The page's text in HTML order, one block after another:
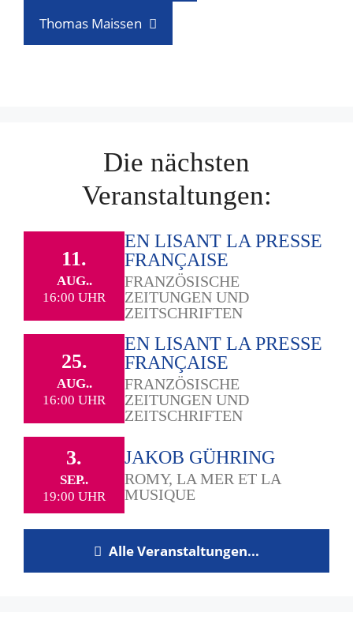
Thomas Maissen
Die nächsten
Veranstaltungen:
11.
AUG..
16:00 UHR
EN LISANT LA PRESSE
FRANÇAISE
FRANZÖSISCHE
ZEITUNGEN UND
ZEITSCHRIFTEN
25.
AUG..
16:00 UHR
EN LISANT LA PRESSE
FRANÇAISE
FRANZÖSISCHE
ZEITUNGEN UND
ZEITSCHRIFTEN
3.
SEP..
19:00 UHR
JAKOB GÜHRING
ROMY, LA MER ET LA
MUSIQUE
Alle Veranstaltungen...